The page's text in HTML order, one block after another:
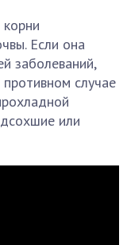
Если она
заболеваний,
случае
или